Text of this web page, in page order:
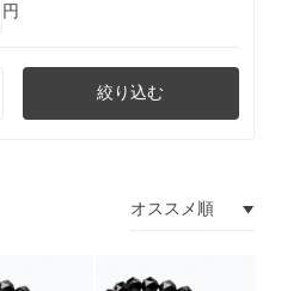
円
絞り込む